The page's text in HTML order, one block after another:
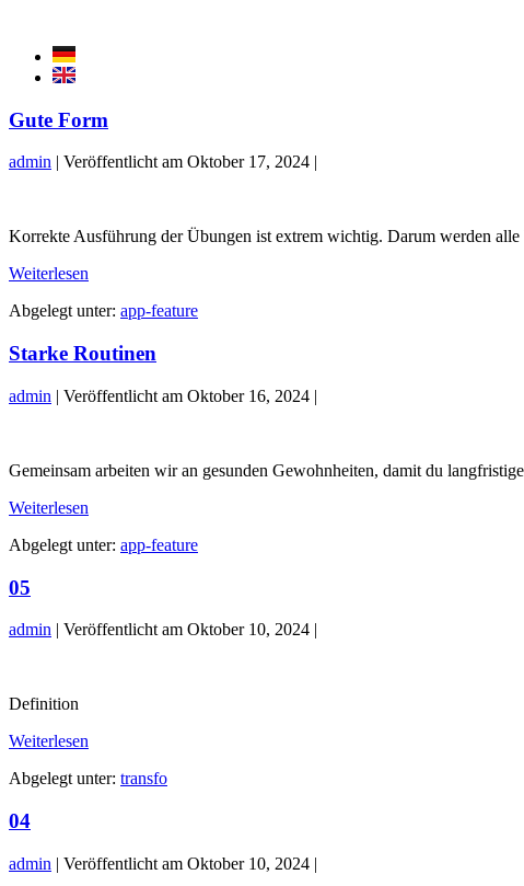
springen
Gute Form
admin | Veröffentlicht am Oktober 17, 2024 |
Korrekte Ausführung der Übungen ist extrem wichtig. Darum werden
Weiterlesen
Abgelegt unter: app-feature
Starke Routinen
admin | Veröffentlicht am Oktober 16, 2024 |
Gemeinsam arbeiten wir an gesunden Gewohnheiten, damit du
Weiterlesen
Abgelegt unter: app-feature
05
admin | Veröffentlicht am Oktober 10, 2024 |
Definition
Weiterlesen
Abgelegt unter: transfo
04
admin | Veröffentlicht am Oktober 10, 2024 |